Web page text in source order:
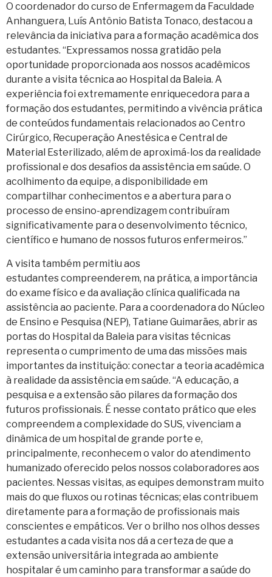
O coordenador do curso de Enfermagem da Faculdade
Anhanguera, Luís Antônio Batista Tonaco, destacou a
relevância da iniciativa para a formação acadêmica dos
estudantes. “Expressamos nossa gratidão pela
oportunidade proporcionada aos nossos acadêmicos
durante a visita técnica ao Hospital da Baleia. A
experiência foi extremamente enriquecedora para a
formação dos estudantes, permitindo a vivência prática
de conteúdos fundamentais relacionados ao Centro
Cirúrgico, Recuperação Anestésica e Central de
Material Esterilizado, além de aproximá-los da realidade
profissional e dos desafios da assistência em saúde. O
acolhimento da equipe, a disponibilidade em
compartilhar conhecimentos e a abertura para o
processo de ensino-aprendizagem contribuíram
significativamente para o desenvolvimento técnico,
científico e humano de nossos futuros enfermeiros.”
A visita também permitiu aos
estudantes compreenderem, na prática, a importância
do exame físico e da avaliação clínica qualificada na
assistência ao paciente. Para a coordenadora do Núcleo
de Ensino e Pesquisa (NEP), Tatiane Guimarães, abrir as
portas do Hospital da Baleia para visitas técnicas
representa o cumprimento de uma das missões mais
importantes da instituição: conectar a teoria acadêmica
à realidade da assistência em saúde. “A educação, a
pesquisa e a extensão são pilares da formação dos
futuros profissionais. É nesse contato prático que eles
compreendem a complexidade do SUS, vivenciam a
dinâmica de um hospital de grande porte e,
principalmente, reconhecem o valor do atendimento
humanizado oferecido pelos nossos colaboradores aos
pacientes. Nessas visitas, as equipes demonstram muito
mais do que fluxos ou rotinas técnicas; elas contribuem
diretamente para a formação de profissionais mais
conscientes e empáticos. Ver o brilho nos olhos desses
estudantes a cada visita nos dá a certeza de que a
extensão universitária integrada ao ambiente
hospitalar é um caminho para transformar a saúde do